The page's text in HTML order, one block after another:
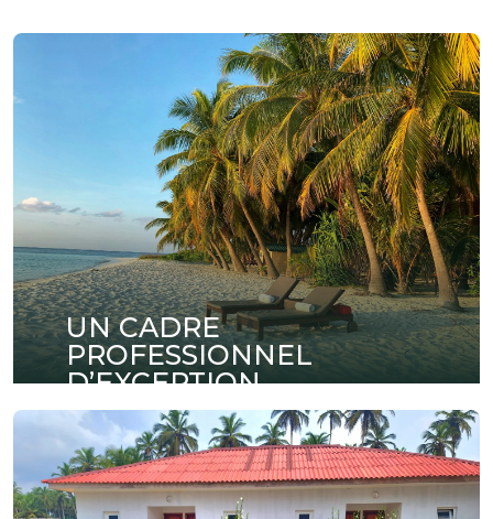
UN CADRE
PROFESSIONNEL
D’EXCEPTION
Organisez vos réunions, séminaires et
conférences dans des espaces modernes
entièrement équipés et pensés pour la réussite
de vos événements professionnels.